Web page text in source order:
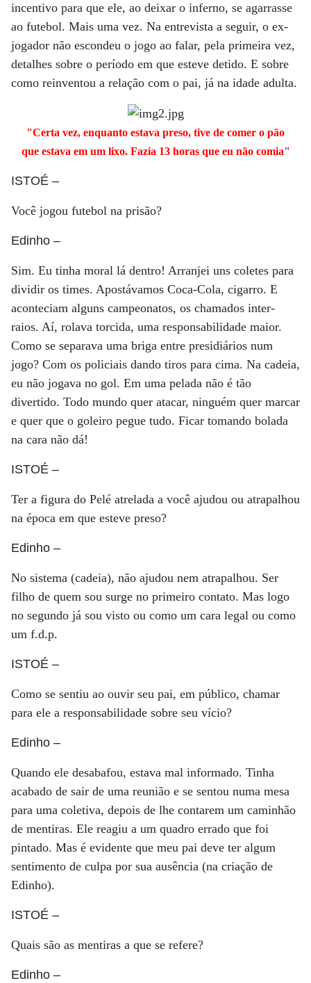
incentivo para que ele, ao deixar o inferno, se agarrasse
ao futebol. Mais uma vez. Na entrevista a seguir, o ex-
jogador não escondeu o jogo ao falar, pela primeira vez,
detalhes sobre o período em que esteve detido. E sobre
como reinventou a relação com o pai, já na idade adulta.
"Certa vez, enquanto estava preso, tive de comer o pão
que estava em um lixo. Fazia 13 horas que eu não comia"
ISTOÉ –
Você jogou futebol na prisão?
Edinho –
Sim. Eu tinha moral lá dentro! Arranjei uns coletes para
dividir os times. Apostávamos Coca-Cola, cigarro. E
aconteciam alguns campeonatos, os chamados inter-
raios. Aí, rolava torcida, uma responsabilidade maior.
Como se separava uma briga entre presidiários num
jogo? Com os policiais dando tiros para cima. Na cadeia,
eu não jogava no gol. Em uma pelada não é tão
divertido. Todo mundo quer atacar, ninguém quer marcar
e quer que o goleiro pegue tudo. Ficar tomando bolada
na cara não dá!
ISTOÉ –
Ter a figura do Pelé atrelada a você ajudou ou atrapalhou
na época em que esteve preso?
Edinho –
No sistema (cadeia), não ajudou nem atrapalhou. Ser
filho de quem sou surge no primeiro contato. Mas logo
no segundo já sou visto ou como um cara legal ou como
um f.d.p.
ISTOÉ –
Como se sentiu ao ouvir seu pai, em público, chamar
para ele a responsabilidade sobre seu vício?
Edinho –
Quando ele desabafou, estava mal informado. Tinha
acabado de sair de uma reunião e se sentou numa mesa
para uma coletiva, depois de lhe contarem um caminhão
de mentiras. Ele reagiu a um quadro errado que foi
pintado. Mas é evidente que meu pai deve ter algum
sentimento de culpa por sua ausência (na criação de
Edinho).
ISTOÉ –
Quais são as mentiras a que se refere?
Edinho –